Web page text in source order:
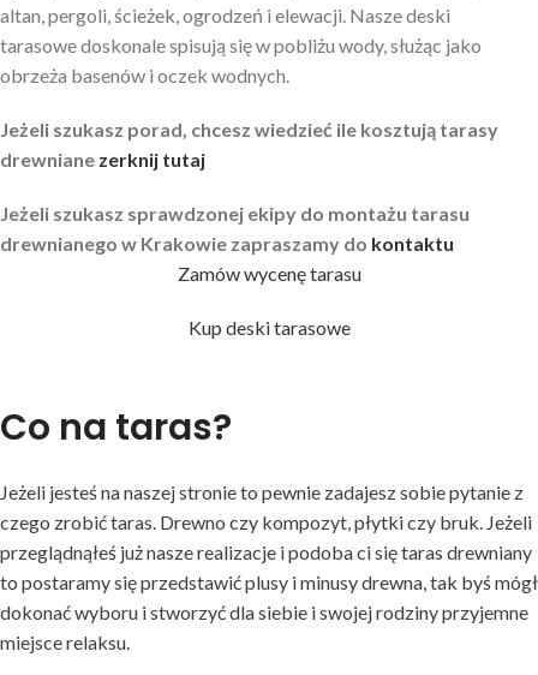
altan, pergoli, ścieżek, ogrodzeń i elewacji. Nasze deski
tarasowe doskonale spisują się w pobliżu wody, służąc jako
obrzeża basenów i oczek wodnych.
Jeżeli szukasz porad, chcesz wiedzieć ile kosztują tarasy
drewniane zerknij tutaj
Jeżeli szukasz sprawdzonej ekipy do montażu tarasu
drewnianego w Krakowie zapraszamy do kontaktu
Zamów wycenę tarasu
Kup deski tarasowe
Co na taras?
Jeżeli jesteś na naszej stronie to pewnie zadajesz sobie pytanie z
czego zrobić taras. Drewno czy kompozyt, płytki czy bruk. Jeżeli
przeglądnąłeś już nasze realizacje i podoba ci się taras drewniany
to postaramy się przedstawić plusy i minusy drewna, tak byś mógł
dokonać wyboru i stworzyć dla siebie i swojej rodziny przyjemne
miejsce relaksu.